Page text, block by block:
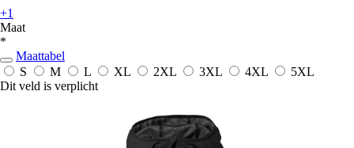
+1
Maat
*
Maattabel
S
M L XL 2XL 3XL 4XL
5XL
Dit veld is verplicht